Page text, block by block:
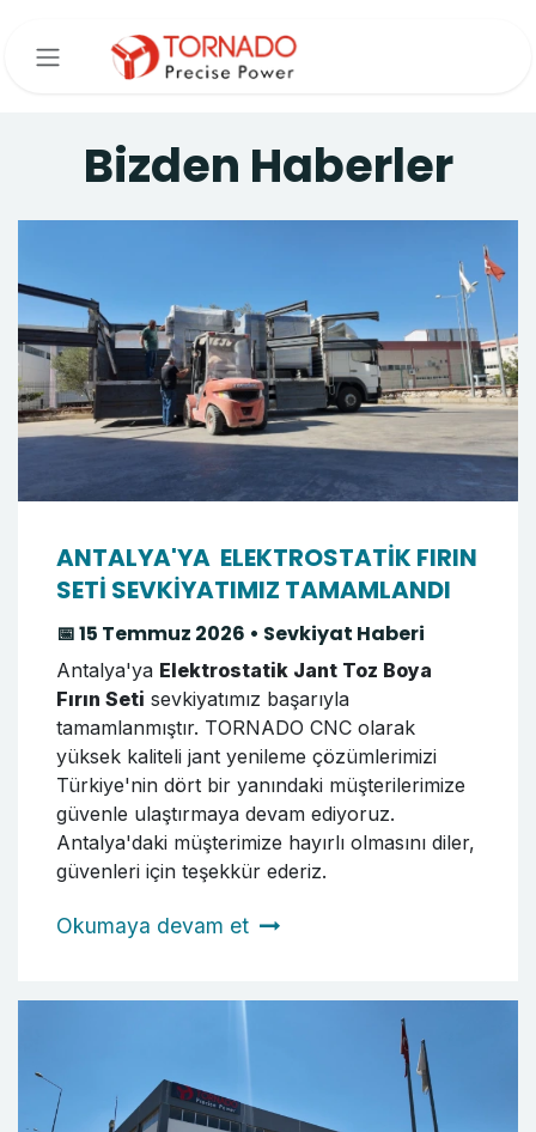
Bizden Haberler
ANTALYA'YA ELEKTROSTATİK FIRIN
SETİ SEVKİYATIMIZ TAMAMLANDI
📅 15 Temmuz 2026 • Sevkiyat Haberi
Antalya'ya Elektrostatik Jant Toz Boya
Fırın Seti sevkiyatımız başarıyla
tamamlanmıştır. TORNADO CNC olarak
yüksek kaliteli jant yenileme çözümlerimizi
Türkiye'nin dört bir yanındaki müşterilerimize
güvenle ulaştırmaya devam ediyoruz.
Antalya'daki müşterimize hayırlı olmasını diler,
güvenleri için teşekkür ederiz.
Okumaya devam et